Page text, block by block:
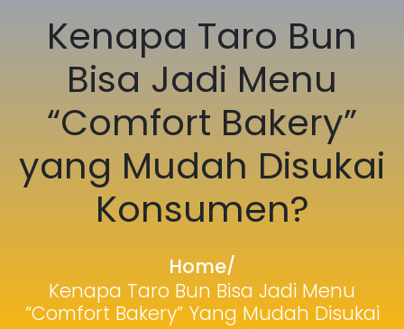
Kenapa Taro Bun
Bisa Jadi Menu
“Comfort Bakery”
yang Mudah Disukai
Konsumen?
Home/
Kenapa Taro Bun Bisa Jadi Menu
“Comfort Bakery” Yang Mudah Disukai